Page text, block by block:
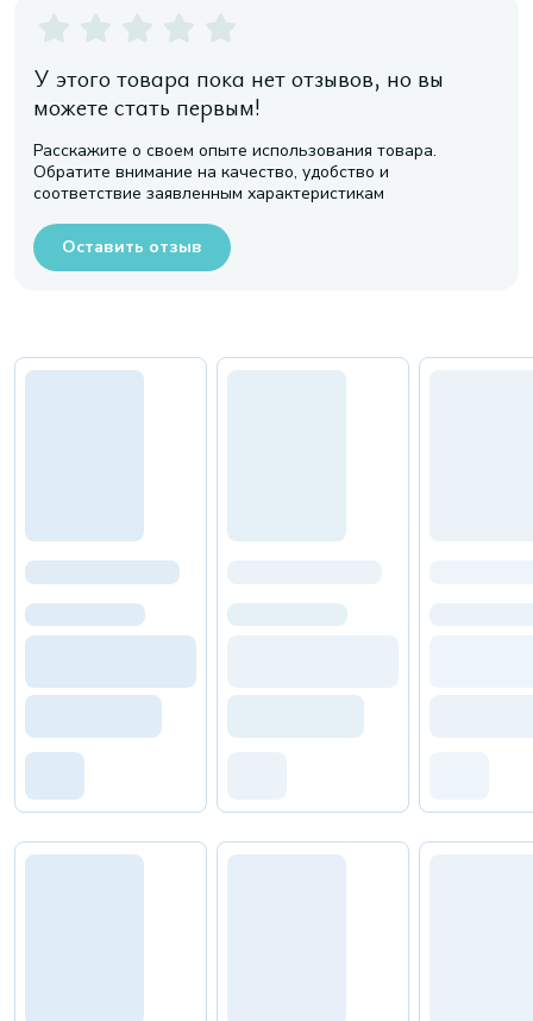
У этого товара пока нет отзывов, но вы
можете стать первым!
Расскажите о своем опыте использования товара.
Обратите внимание на качество, удобство и
соответствие заявленным характеристикам
Оставить отзыв